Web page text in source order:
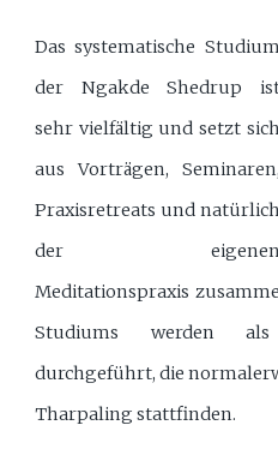
Das systematische Studium
der Ngakde Shedrup
sehr vielfältig und setzt sich
aus Vorträgen, Seminaren,
Praxisretreats und natürlich
der eigenen
Meditationspraxis
Studiums werden als
durchgeführt, die
Tharpaling stattfinden.